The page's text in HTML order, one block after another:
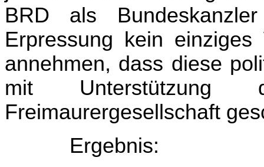
BRD als
Erpressung kein
annehmen, dass diese
mit Unterstützung
Freimaurergesellschaft
Ergebnis: